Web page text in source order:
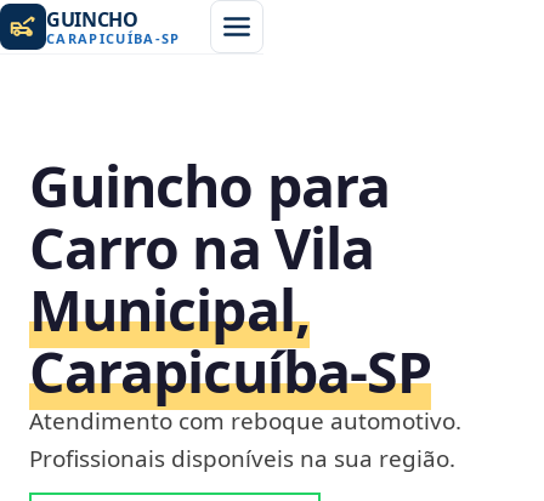
GUINCHO
CARAPICUÍBA -SP
Guincho para
Carro na Vila
Municipal,
Carapicuíba‑SP
Atendimento com reboque automotivo.
Profissionais disponíveis na sua região.